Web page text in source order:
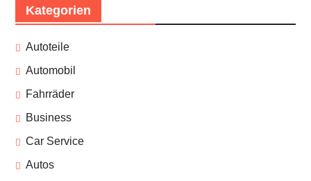
Kategorien
Autoteile
Automobil
Fahrräder
Business
Car Service
Autos